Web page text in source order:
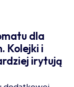
dla
Kolejki i
irytują